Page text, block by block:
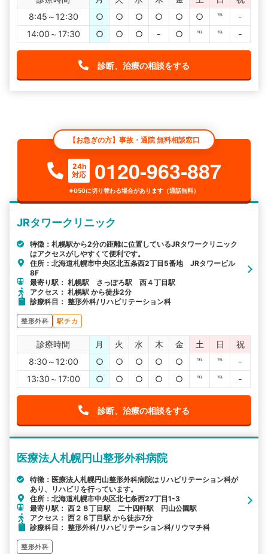
8:45～12:30
○ ○ ○ ○ ○ ○ ℡
-
14:00～17:30
○ ○ ○ - ○ ℡ ℡ -
診断、治療の相談をする
【お急ぎの方】事故・通院 無料相談窓口
24h
対応
0120-963-887
※050に切り替わる場合があります（通話無料）
JRタワークリニック
特徴：札幌駅から2分の距離に位置しているJRタワークリニック
はアクセスがしやすくて便利です。
住所：北海道札幌市中央区北五条西2丁目5番地 JRタワービル
8F
最寄り駅： 札幌駅 さっぽろ駅 西４丁目駅
アクセス： 札幌駅 から徒歩2分
診療科目： 整形外科/リハビリテーション科
整形外科 駅チカ
診療時間 月 火 水 木 金 土 日
祝
8:30～12:00
○ ○ ○ ○ ○ ℡ ℡
-
13:30～17:00
○ ○ ○ ○ ○ ℡ ℡ -
診断、治療の相談をする
医療法人札幌円山整形外科病院
特徴：医療法人札幌円山整形外科病院はリハビリテーション科が
あり、リハビリを行っています。
住所：北海道札幌市中央区北七条西27丁目1-3
最寄り駅： 西２８丁目駅 二十四軒駅 円山公園駅
アクセス： 西２８丁目駅 から徒歩7分
診療科目： 整形外科/リハビリテーション科/リウマチ科
整形外科